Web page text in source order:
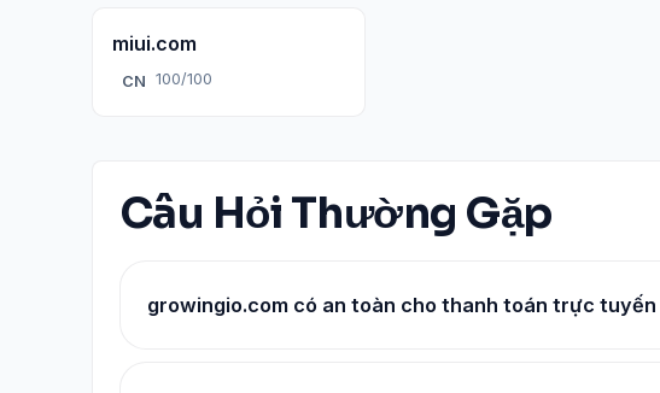
miui.com
CN 100/100
Câu Hỏi Thường Gặp
growingio.com có an toàn cho thanh toán trực tuyến